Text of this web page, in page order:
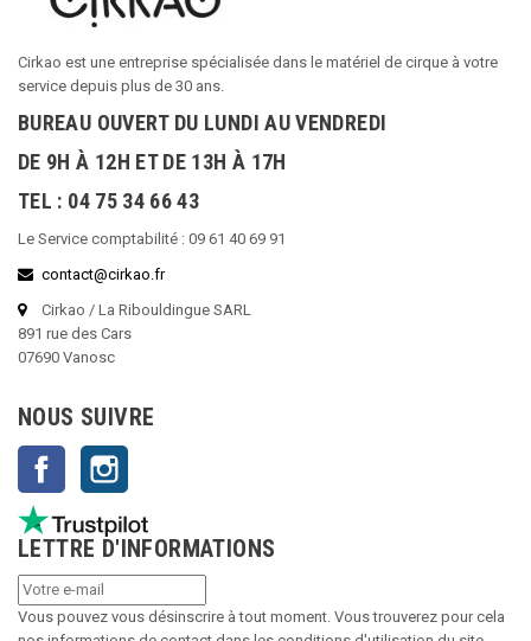
Cirkao est une entreprise spécialisée dans le matériel de cirque à votre
service depuis plus de 30 ans.
BUREAU OUVERT DU LUNDI AU VENDREDI
DE 9H À 12H ET DE 13H À 17H
TEL : 04 75 34 66 43
Le Service comptabilité : 09 61 40 69 91
contact@cirkao.fr
Cirkao / La Ribouldingue SARL
891 rue des Cars
07690 Vanosc
NOUS SUIVRE
Facebook
LETTRE D'INFORMATIONS
Vous pouvez vous désinscrire à tout moment. Vous trouverez pour cela